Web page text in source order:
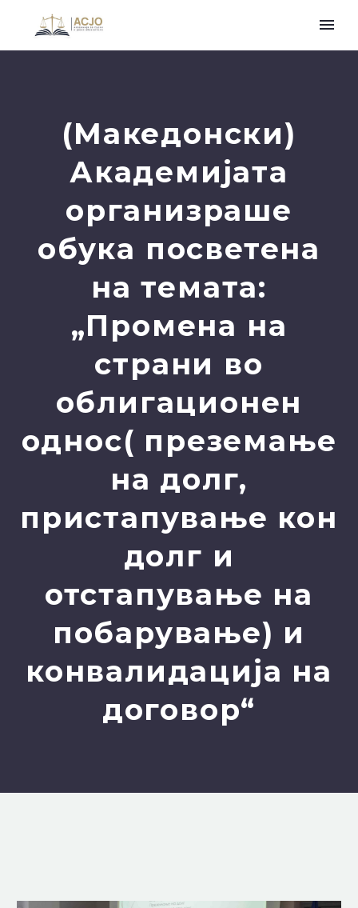
(Македонски)
Академијата
организраше
обука посветена
на темата:
„Промена на
страни во
облигационен
однос( преземање
на долг,
пристапување кон
долг и
отстапување на
побарување) и
конвалидација на
договор“